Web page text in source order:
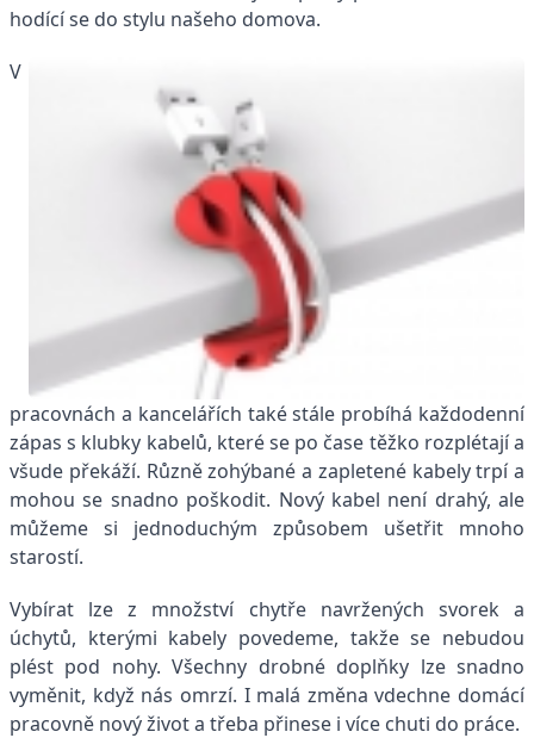
hodící se do stylu našeho domova.
V
pracovnách a kancelářích také stále probíhá každodenní
zápas s klubky kabelů, které se po čase těžko rozplétají a
všude překáží. Různě zohýbané a zapletené kabely trpí a
mohou se snadno poškodit. Nový kabel není drahý, ale
můžeme si jednoduchým způsobem ušetřit mnoho
starostí.
Vybírat lze z množství chytře navržených svorek a
úchytů, kterými kabely povedeme, takže se nebudou
plést pod nohy. Všechny drobné doplňky lze snadno
vyměnit, když nás omrzí. I malá změna vdechne domácí
pracovně nový život a třeba přinese i více chuti do práce.